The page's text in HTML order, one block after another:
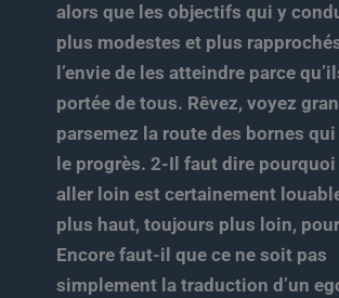
alors que les objectifs qui y
plus modestes et plus
l’envie de les atteindre parce
portée de tous. Rêvez, voyez
parsemez la route des bornes
le progrès. 2-Il faut dire
aller loin est certainement
plus haut, toujours plus loin,
Encore faut-il que ce ne soit pas
simplement la traduction d’un